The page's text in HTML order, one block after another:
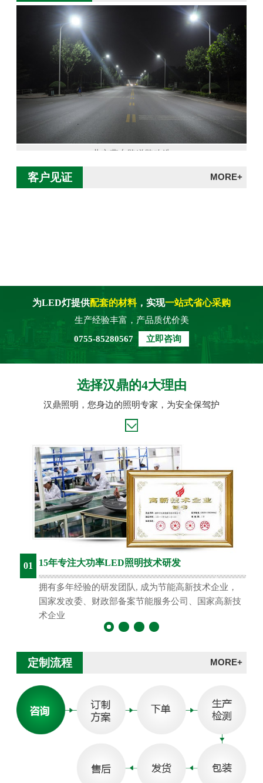
北京燕东路道路改造
客户见证 MORE+
为LED灯提供配套的材料，实现一站式省心采购
生产经验丰富，产品质优价美
0755-85280567
立即咨询
选择汉鼎的4大理由
汉鼎照明，您身边的照明专家，为安全保驾护
01 15年专注大功率LED照明技术研发
拥有多年经验的研发团队, 成为节能高新技术企业，
国家发改委、财政部备案节能服务公司、国家高新技
术企业
定制流程 MORE+